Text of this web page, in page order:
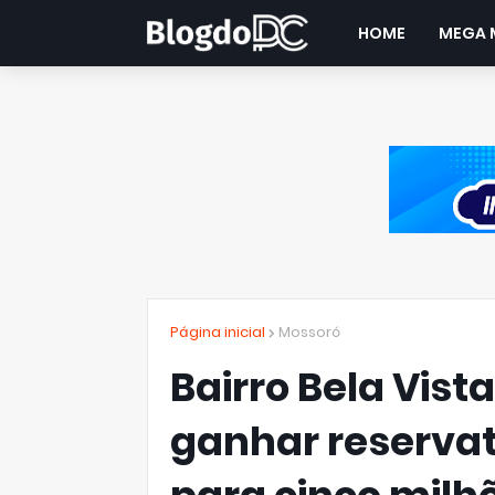
HOME MEGA
Página inicial Mossoró
Bairro Bela
ganhar